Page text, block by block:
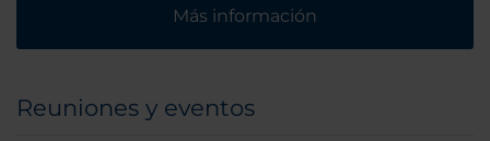
Más información
Reuniones y eventos